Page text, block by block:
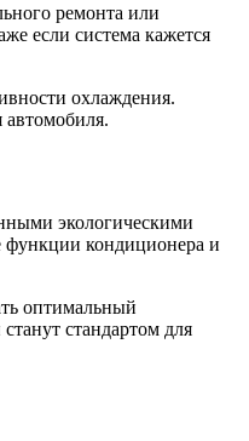
ремонта или
если система кажется
охлаждения.
автомобиля.
экологическими
функции кондиционера и
оптимальный
стандартом для